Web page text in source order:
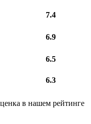
7.4
6.9
6.5
6.3
в нашем рейтинге